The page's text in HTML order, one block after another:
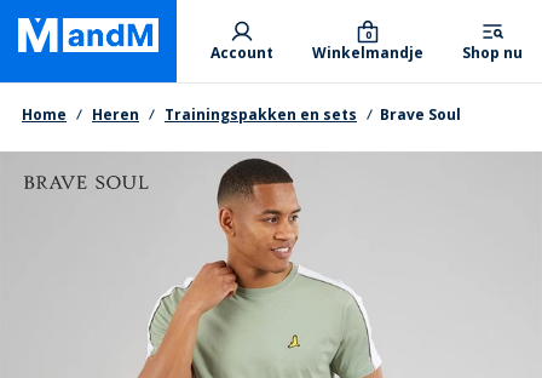
Skip
main
content
Primary departments
Account Winkelmandje
0
Shop nu
Kruimelpad
Home Heren Trainingspakken en sets Brave Soul